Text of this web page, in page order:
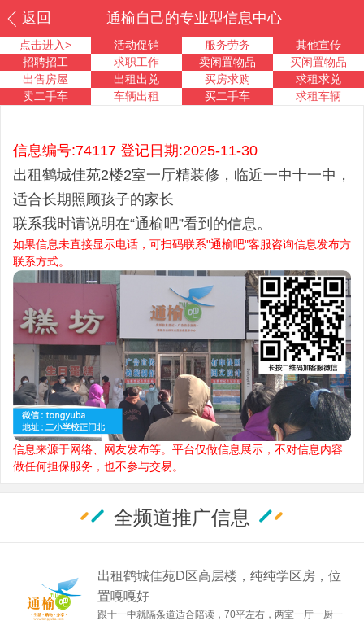
返回 通榆自己的专业型信息中心
点击进入> 活动促销 服务劳务
其他宣传
招聘招工
求职工作 卖闲置物品
买闲置物品
出售房屋
出租出兑 买房求购
求租求兑
卖二手车
车辆出租 买二手车 求租车辆
信息编号:74117 登记日期:2025-11-30
出租鹤城佳苑2楼2室一厅精装修，临近一中十一中，
适合长期照顾孩子的家长
联系我时请说明在“通榆吧”看到的信息。
如果信息未直接显示电话，可扫码联系"通榆吧"客服咨询信息发布方
联系方式。
信息来源于网络、网友发布等。平台仅做信息展示，不对信息内容
做任何担保服务，也不参与交易。
全频道推广信息
出租鹤城佳苑D区高层楼，纯纯学区房，位
置嘎嘎好
跟十一中就隔条道适合陪读，70平左右，两室一厅一厨一